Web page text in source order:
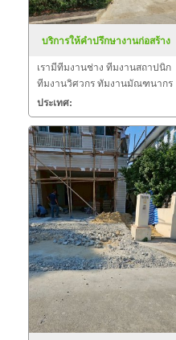
บริการให้คำปรึกษางานก่อสร้าง
เรามีทีมงานช่าง ทีมงานสถาปนิก
ทีมงานวิศวกร ทัมงานมัณฑนากร
ที่ชำนาญและมีประสบการณ์ ซึ่ง
เป็นทีมช่างคุณภาพของเรา
โดยตรง ที่คอยดูแล ควบคุม สร้าง
ผลงานที่ ละเอียด ปราณีต และ
สวยงาม ตามความต้องการของ
ลูกค้าอย่า
ประเทศ: